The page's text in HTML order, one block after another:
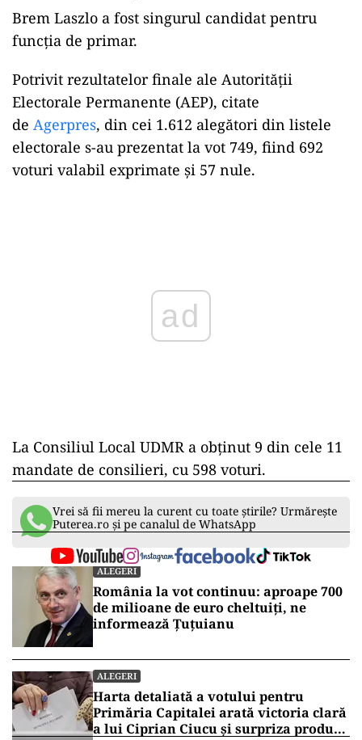
Brem Laszlo a fost singurul candidat pentru
funcția de primar.
Potrivit rezultatelor finale ale Autorităţii
Electorale Permanente (AEP), citate
de Agerpres, din cei 1.612 alegători din listele
electorale s-au prezentat la vot 749, fiind 692
voturi valabil exprimate şi 57 nule.
La Consiliul Local UDMR a obţinut 9 din cele 11
mandate de consilieri, cu 598 voturi.
Vrei să fii mereu la curent cu toate știrile? Urmărește
Puterea.ro și pe canalul de WhatsApp
ALEGERI
România la vot continuu: aproape 700
de milioane de euro cheltuiți, ne
informează Țuțuianu
ALEGERI
Harta detaliată a votului pentru
Primăria Capitalei arată victoria clară
a lui Ciprian Ciucu și surpriza produsă